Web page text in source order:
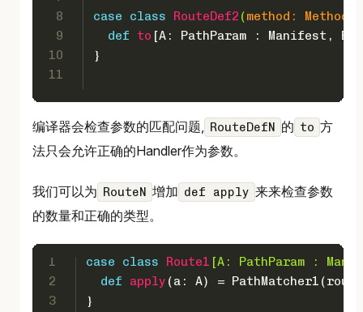
8
9
10
11
case class RouteDef2 (method: Method
def
to [A : PathParam : Manifest , B
}
编译器会检查参数的匹配问题, RouteDefN 的 to 方
法只会允许正确的Handler作为参数。
我们可以为 RouteN 增加 def apply 来来检查参数
的数量和正确的类型。
1
2
3
case class Route1 [A : PathParam :
def
apply (a: A) = PathMatcher1
}